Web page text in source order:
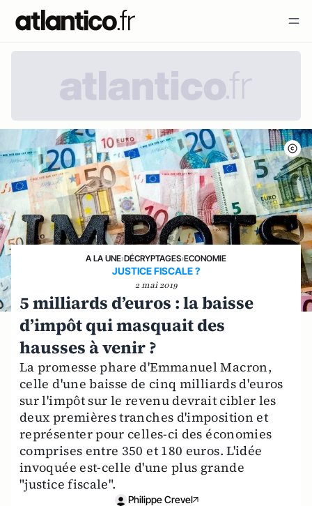
A LA UNE›DÉCRYPTAGES›ECONOMIE
JUSTICE FISCALE ?
2 mai 2019
5 milliards d’euros : la baisse
d’impôt qui masquait des
hausses à venir ?
La promesse phare d'Emmanuel Macron,
celle d'une baisse de cinq milliards d'euros
sur l'impôt sur le revenu devrait cibler les
deux premières tranches d'imposition et
représenter pour celles-ci des économies
comprises entre 350 et 180 euros. L'idée
invoquée est-celle d'une plus grande
"justice fiscale".
Philippe Crevel